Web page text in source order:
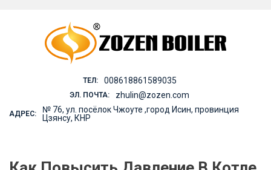
ТЕЛ: 008618861589035
ЭЛ. ПОЧТА: zhulin@zozen.com
АДРЕС:
№ 76, ул. посёлок Чжоуте ,город Исин, провинция
Цзянсу, КНР